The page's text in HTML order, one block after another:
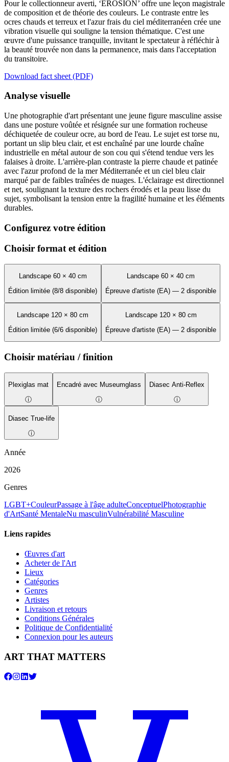
Pour le collectionneur averti, ‘EROSION’ offre une leçon magistrale
de composition et de théorie des couleurs. Le contraste entre les
ocres chauds et terreux et l'azur frais du ciel méditerranéen crée une
vibration visuelle qui souligne la tension thématique. C'est une
œuvre d'une puissance tranquille, invitant le spectateur à réfléchir à
la beauté trouvée non dans la permanence, mais dans l'acceptation
du transitoire.
Download fact sheet (PDF)
Analyse visuelle
Une photographie d'art présentant une jeune figure masculine assise
dans une posture voûtée et résignée sur une formation rocheuse
déchiquetée de couleur ocre, au bord de l'eau. Le sujet est torse nu,
portant un slip bleu clair, et est enchaîné par une lourde chaîne
industrielle en métal autour de son cou qui s'étend tendue vers les
falaises à droite. L'arrière-plan contraste la pierre chaude et patinée
avec l'azur profond de la mer Méditerranée et un ciel bleu clair
marqué par de faibles traînées de nuages. L'éclairage est directionnel
et net, soulignant la texture des rochers érodés et la peau lisse du
sujet, symbolisant la tension entre la fragilité humaine et les éléments
durables.
Configurez votre édition
Choisir format et édition
Landscape 60 × 40 cm
Édition limitée (8/8 disponible)
Landscape 60 × 40 cm
Épreuve d'artiste (EA) — 2 disponible
Landscape 120 × 80 cm
Édition limitée (6/6 disponible)
Landscape 120 × 80 cm
Épreuve d'artiste (EA) — 2 disponible
Choisir matériau / finition
Plexiglas mat
ⓘ
Encadré avec Museumglass
ⓘ
Diasec Anti-Reflex
ⓘ
Diasec True-life
ⓘ
Année
2026
Genres
LGBT+CouleurPassage à l'âge adulteConceptuelPhotographie
d'ArtSanté MentaleNu masculinVulnérabilité Masculine
Liens rapides
Œuvres d'art
Acheter de l'Art
Lieux
Catégories
Genres
Artistes
Livraison et retours
Conditions Générales
Politique de Confidentialité
Connexion pour les auteurs
ART THAT MATTERS